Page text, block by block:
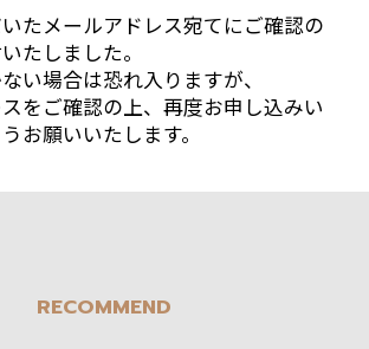
たメールアドレス宛てにご確認の
たしました。
い場合は恐れ入りますが、
をご確認の上、再度お申し込みい
お願いいたします。
RECOMMEND